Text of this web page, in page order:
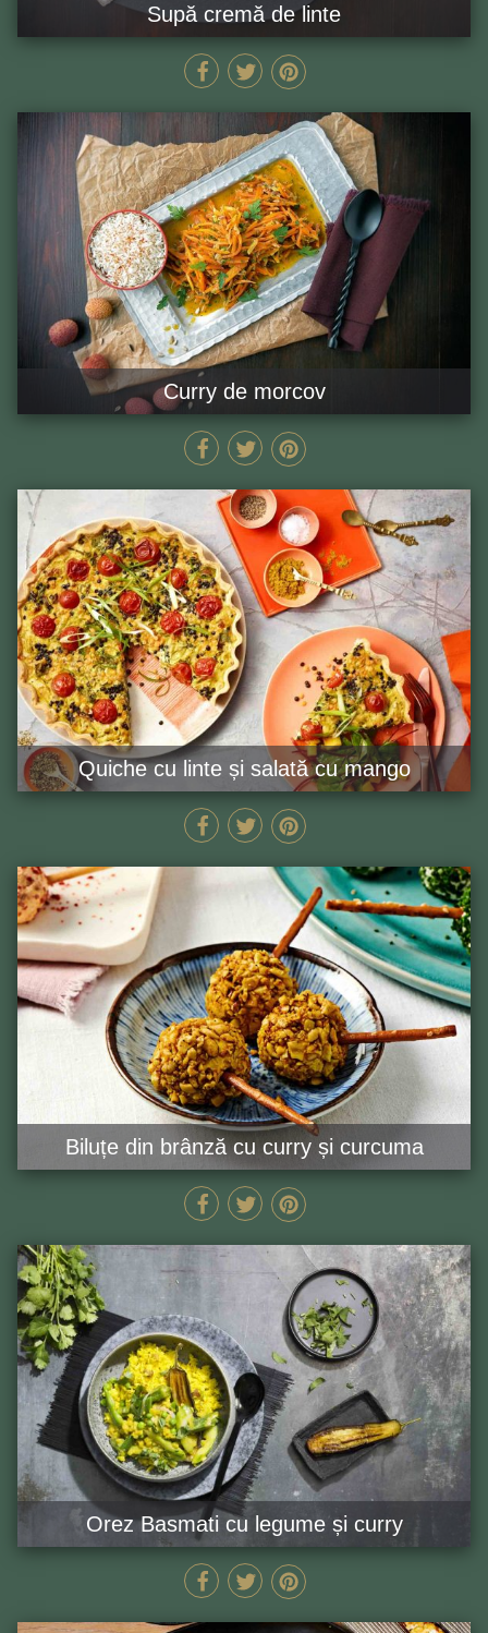
Supă cremă de linte
45 MIN GĂTEȘTE ACUM
Curry de morcov
35 MIN GĂTEȘTE ACUM
Quiche cu linte și salată cu mango
MIN GĂTEȘTE ACUM
Biluțe din brânză cu curry și curcuma
20 MIN GĂTEȘTE ACUM
Orez Basmati cu legume și curry
45 MIN GĂTEȘTE ACUM